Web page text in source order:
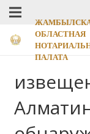
ОБЛАСТНАЯ
ПАЛАТА